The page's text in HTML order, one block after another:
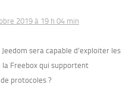
2019 à 19 h 04 min
sera capable d’exploiter les
la Freebox qui supportent
protocoles ?